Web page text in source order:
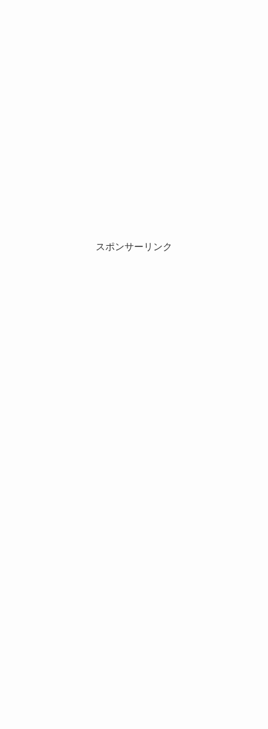
スポンサーリンク